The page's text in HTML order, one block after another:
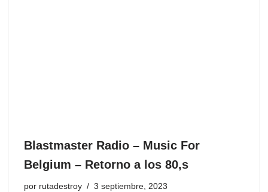
Blastmaster Radio – Music For
Belgium – Retorno a los 80,s
por rutadestroy 3 septiembre, 2023